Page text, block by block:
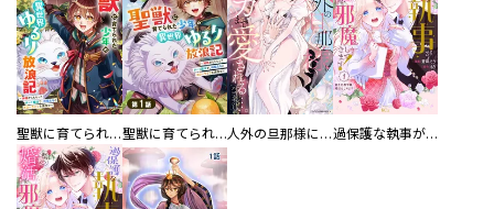
聖獣に育てられた少年の異世界ゆるり放浪記～神様からもらったチート魔法で、仲間たちとスローライフを満喫中～ 聖獣に育てられた少年の異世界ゆるり放浪記～神様からもらったチート魔法で、仲間たちとスローライフを満喫中～【分冊版】 人外の旦那様に娶られ毎晩ナカまで愛される…。アンソロジー 過保護な執事が私の婚活を邪魔してきます！ 分冊版